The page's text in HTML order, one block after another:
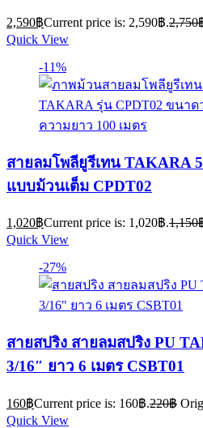
2,590฿Current price is: 2,590฿.2,750
Quick View
-11%
สายลมโพลียูรีเทน TAKARA
แบบม้วนเต็ม CPDT02
1,020฿Current price is: 1,020฿.1,150
Quick View
-27%
สายสปริง สายลมสปริง PU
3/16″ ยาว 6 เมตร CSBT01
160฿Current price is: 160฿.220฿
Quick View